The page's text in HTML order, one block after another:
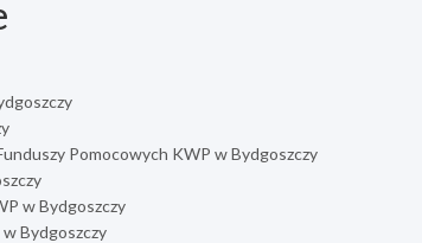
Pomocowych KWP w Bydgoszczy
w Bydgoszczy
Bydgoszczy